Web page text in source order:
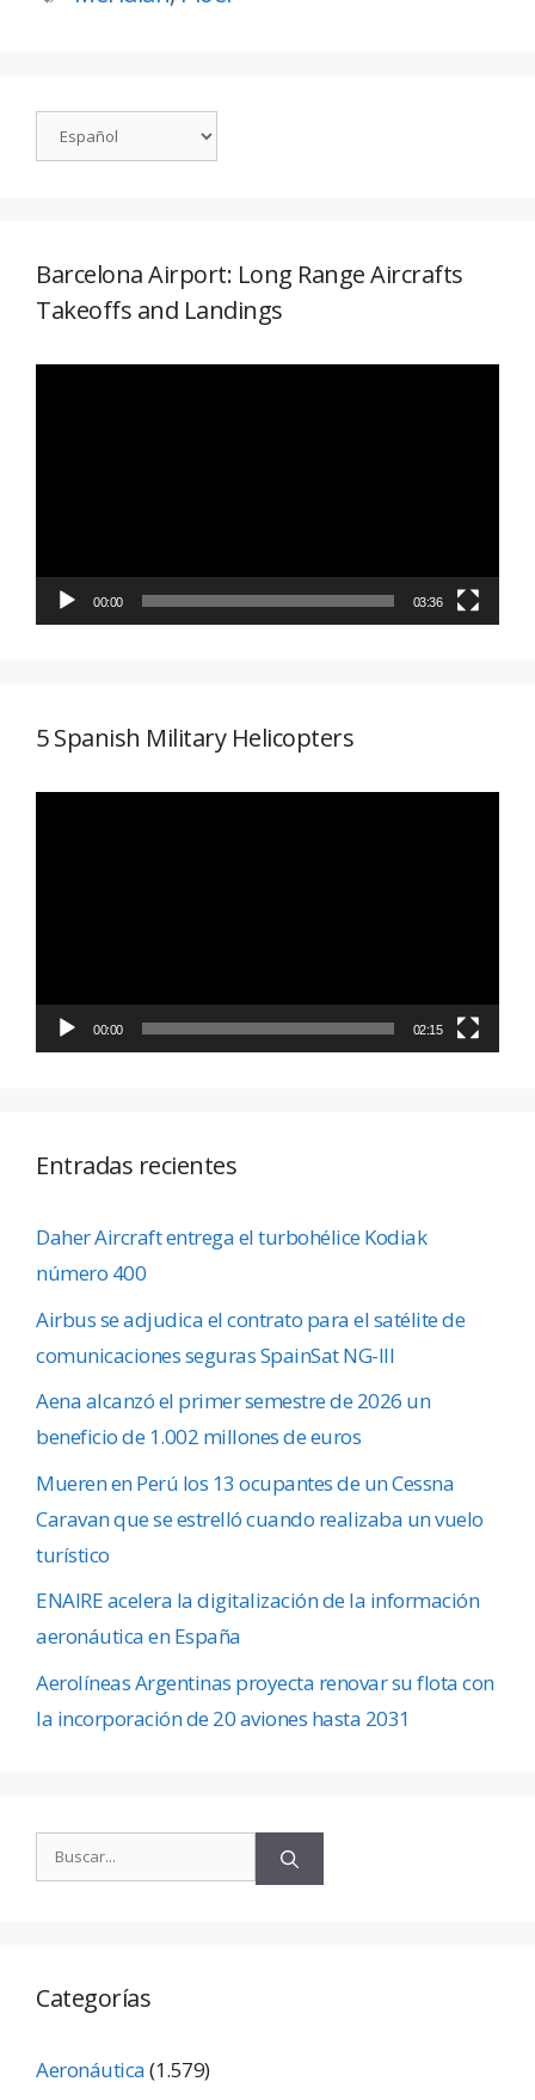
Barcelona Airport: Long Range Aircrafts
Takeoffs and Landings
00:00 03:36
5 Spanish Military Helicopters
00:00 02:15
Entradas recientes
Daher Aircraft entrega el turbohélice Kodiak
número 400
Airbus se adjudica el contrato para el satélite de
comunicaciones seguras SpainSat NG-III
Aena alcanzó el primer semestre de 2026 un
beneficio de 1.002 millones de euros
Mueren en Perú los 13 ocupantes de un Cessna
Caravan que se estrelló cuando realizaba un vuelo
turístico
ENAIRE acelera la digitalización de la información
aeronáutica en España
Aerolíneas Argentinas proyecta renovar su flota con
la incorporación de 20 aviones hasta 2031
Categorías
Aeronáutica(1.579)